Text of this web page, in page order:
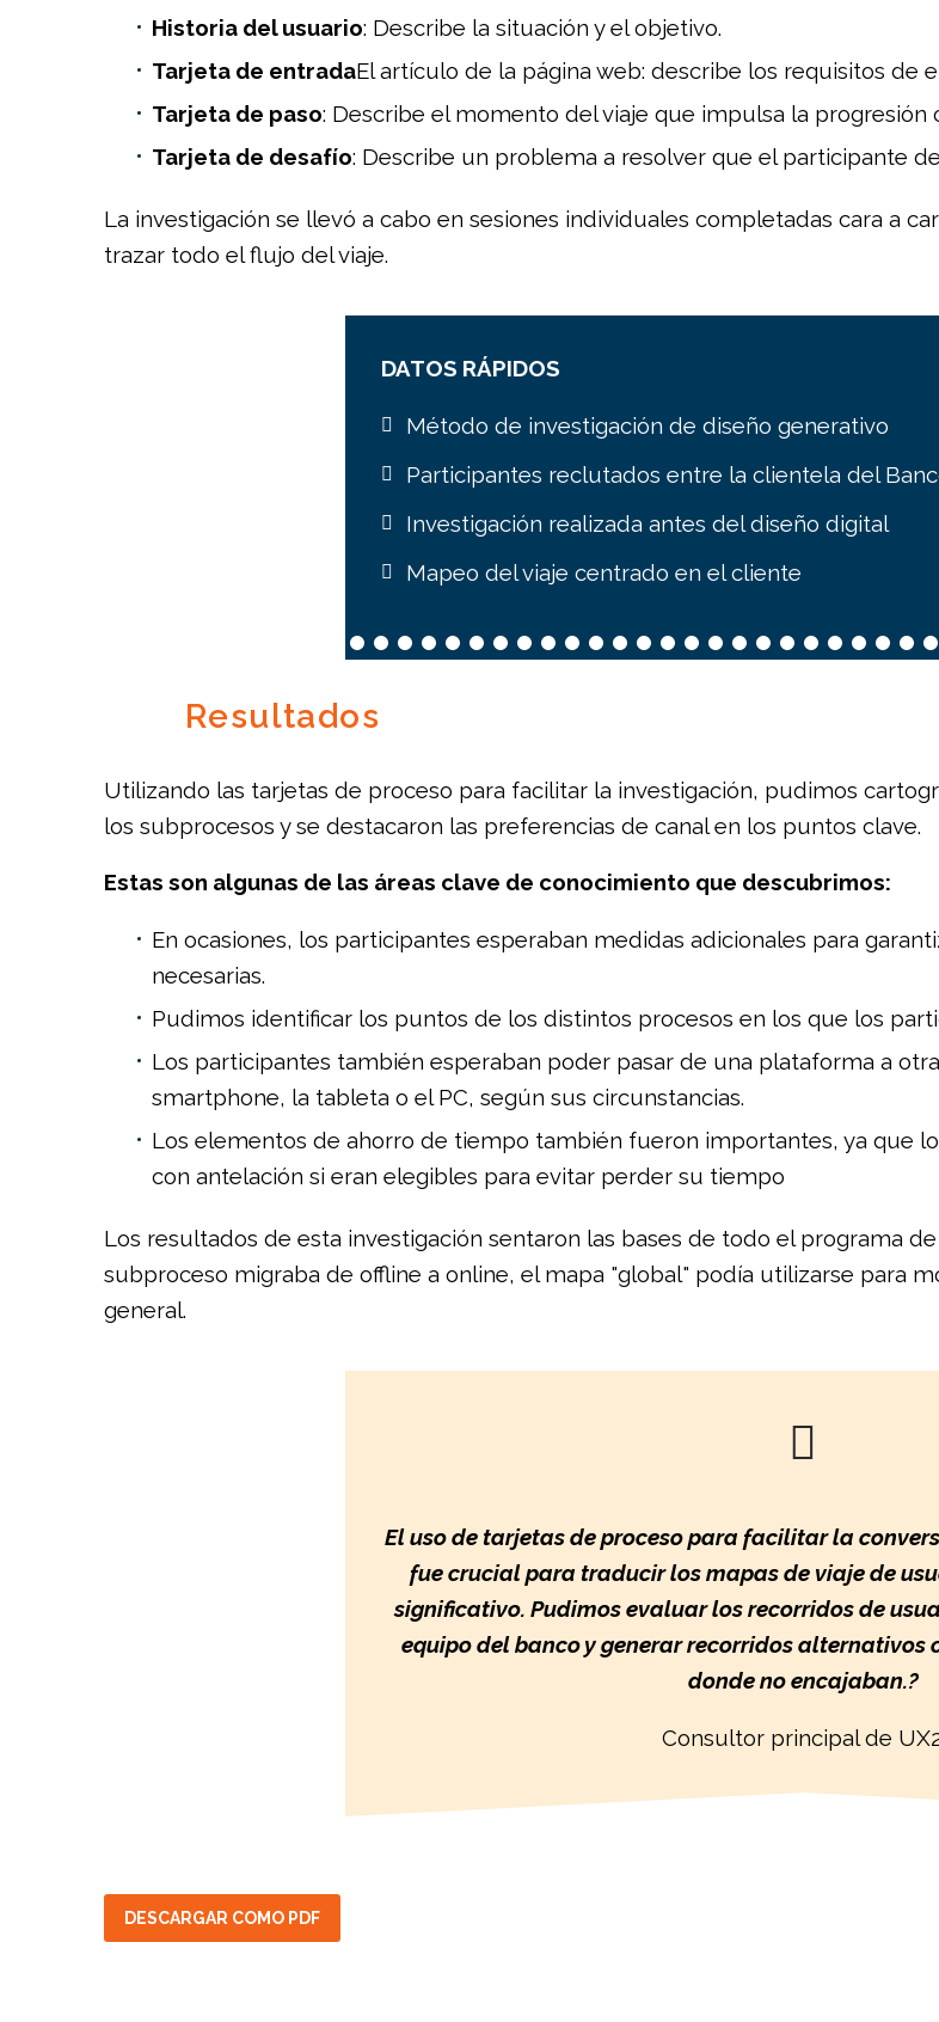
Historia del usuario: Describe la situación y el objetivo.
Tarjeta de entradaEl artículo de la página web: describe los requisitos de
Tarjeta de paso: Describe el momento del viaje que impulsa la progresión
Tarjeta de desafío: Describe un problema a resolver que el participante
La investigación se llevó a cabo en sesiones individuales completadas cara a
trazar todo el flujo del viaje.
DATOS RÁPIDOS
Método de investigación de diseño generativo
Participantes reclutados entre la clientela del
Investigación realizada antes del diseño digital
Mapeo del viaje centrado en el cliente
Resultados
Utilizando las tarjetas de proceso para facilitar la investigación, pudimos
los subprocesos y se destacaron las preferencias de canal en los puntos clave.
Estas son algunas de las áreas clave de conocimiento que descubrimos:
En ocasiones, los participantes esperaban medidas adicionales para
necesarias.
Pudimos identificar los puntos de los distintos procesos en los que los
Los participantes también esperaban poder pasar de una plataforma a
smartphone, la tableta o el PC, según sus circunstancias.
Los elementos de ahorro de tiempo también fueron importantes, ya que
con antelación si eran elegibles para evitar perder su tiempo
Los resultados de esta investigación sentaron las bases de todo el programa
subproceso migraba de offline a online, el mapa "global" podía utilizarse para
general.
El uso de tarjetas de proceso para facilitar la
fue crucial para traducir los mapas de viaje de
significativo. Pudimos evaluar los recorridos de
equipo del banco y generar recorridos alternativos
donde no encajaban.?
Consultor principal de
DESCARGAR COMO PDF